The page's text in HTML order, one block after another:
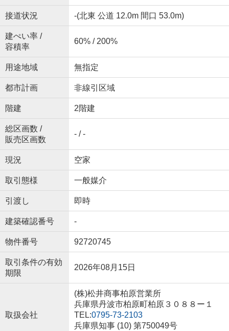
接道状況 -(北東 公道 12.0m 間口 53.0m)
建ぺい率 /
容積率
60% / 200%
用途地域 無指定
都市計画 非線引区域
階建 2階建
総区画数 /
販売区画数
- / -
現況 空家
取引態様 一般媒介
引渡し 即時
建築確認番号 -
物件番号 92720745
取引条件の有効
期限
2026年08月15日
取扱会社
(株)松井商事柏原営業所
兵庫県丹波市柏原町柏原３０８８ー１
TEL:0795-73-2103
兵庫県知事 (10) 第750049号